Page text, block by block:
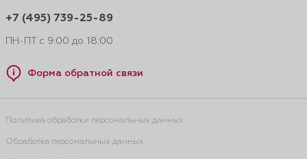
+7 (495) 739-25-89
ПН-ПТ с 9:00 до 18:00
Форма обратной связи
Политика обработки персональных данных
Обработка персональных данных